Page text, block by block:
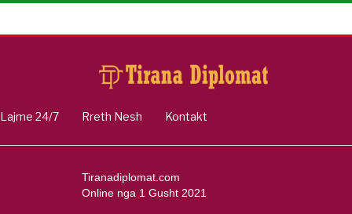
Lajme 24/7 Rreth Nesh Kontakt
Tiranadiplomat.com
Online nga 1 Gusht 2021